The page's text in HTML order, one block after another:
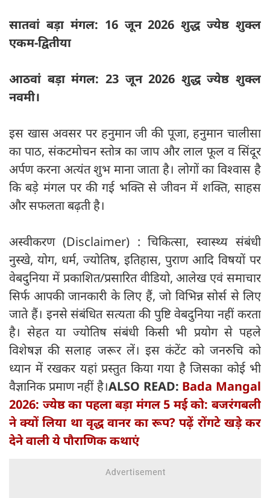
सातवां बड़ा मंगल: 16 जून 2026 शुद्ध ज्येष्ठ शुक्ल
एकम-द्वितीया
आठवां बड़ा मंगल: 23 जून 2026 शुद्ध ज्येष्ठ शुक्ल
नवमी।
इस खास अवसर पर हनुमान जी की पूजा, हनुमान चालीसा
का पाठ, संकटमोचन स्तोत्र का जाप और लाल फूल व सिंदूर
अर्पण करना अत्यंत शुभ माना जाता है। लोगों का विश्वास है
कि बड़े मंगल पर की गई भक्ति से जीवन में शक्ति, साहस
और सफलता बढ़ती है।
अस्वीकरण (Disclaimer) : चिकित्सा, स्वास्थ्य संबंधी
नुस्खे, योग, धर्म, ज्योतिष, इतिहास, पुराण आदि विषयों पर
वेबदुनिया में प्रकाशित/प्रसारित वीडियो, आलेख एवं समाचार
सिर्फ आपकी जानकारी के लिए हैं, जो विभिन्न सोर्स से लिए
जाते हैं। इनसे संबंधित सत्यता की पुष्टि वेबदुनिया नहीं करता
है। सेहत या ज्योतिष संबंधी किसी भी प्रयोग से पहले
विशेषज्ञ की सलाह जरूर लें। इस कंटेंट को जनरुचि को
ध्यान में रखकर यहां प्रस्तुत किया गया है जिसका कोई भी
वैज्ञानिक प्रमाण नहीं है।ALSO READ: Bada Mangal
2026: ज्येष्ठ का पहला बड़ा मंगल 5 मई को: बजरंगबली
ने क्यों लिया था वृद्ध वानर का रूप? पढ़ें रोंगटे खड़े कर
देने वाली ये पौराणिक कथाएं